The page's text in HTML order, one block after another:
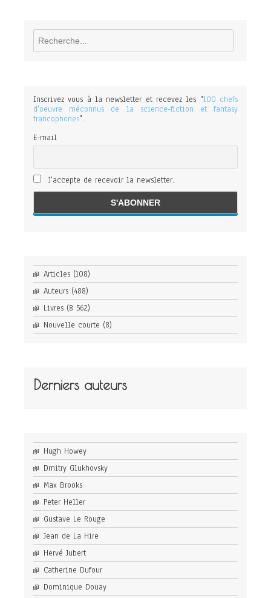
Rechercher
Inscrivez vous à la newsletter et recevez les "100 chefs
d'oeuvre méconnus de la science-fiction et fantasy
francophones".
E-mail
J'accepte de recevoir la newsletter.
Articles (108)
Auteurs (488)
Livres (8 562)
Nouvelle courte (8)
Derniers auteurs
Hugh Howey
Dmitry Glukhovsky
Max Brooks
Peter Heller
Gustave Le Rouge
Jean de La Hire
Hervé Jubert
Catherine Dufour
Dominique Douay